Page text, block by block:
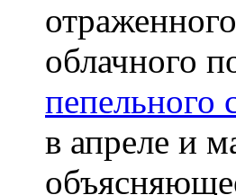
облачного
пепельного
в апреле и